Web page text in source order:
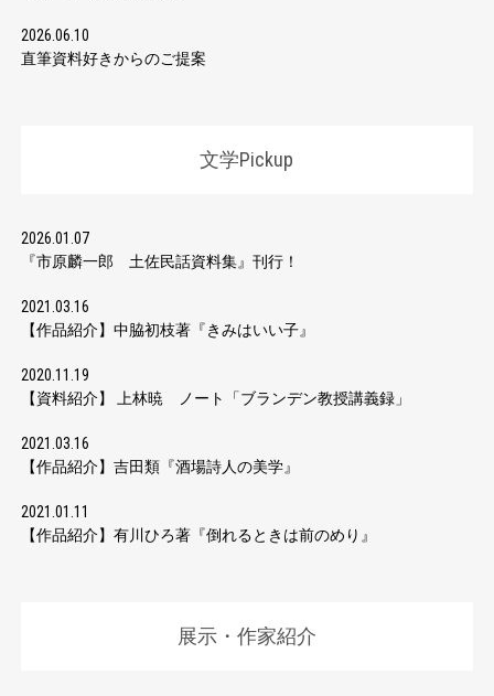
2026.06.10
直筆資料好きからのご提案
文学Pickup
2026.01.07
『市原麟一郎 土佐民話資料集』刊行！
2021.03.16
【作品紹介】中脇初枝著『きみはいい子』
2020.11.19
【資料紹介】 上林暁 ノート「ブランデン教授講義録」
2021.03.16
【作品紹介】吉田類『酒場詩人の美学』
2021.01.11
【作品紹介】有川ひろ著『倒れるときは前のめり』
展示・作家紹介